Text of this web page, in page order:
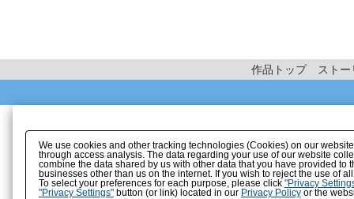
作品トップ ストー
We use cookies and other tracking technologies (Cookies) on our
through access analysis. The data regarding your use of our website
combine the data shared by us with other data that you have provided
businesses other than us on the internet. If you wish to reject the use of
To select your preferences for each purpose, please click "Privacy
"Privacy Settings"button (or link) located in our Privacy Policyor the